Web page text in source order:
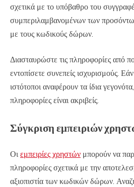
σχετικά με το υπόβαθρο του
συμπεριλαμβανομένων των
με τους κωδικούς δώρων.
Διασταυρώστε τις πληροφορίες από
εντοπίσετε συνεπείς ισχυρισμούς.
ιστότοποι αναφέρουν τα ίδια γεγονότα,
πληροφορίες είναι ακριβείς.
Σύγκριση εμπειριών
Οι εμπειρίες χρηστών μπορούν να
πληροφορίες σχετικά με την
αξιοπιστία των κωδικών δώρων.